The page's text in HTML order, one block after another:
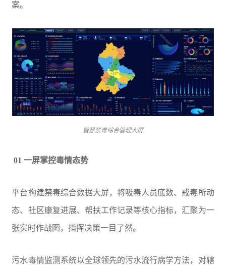
案。
智慧禁毒综合管理大屏
01 一屏掌控毒情态势
平台构建禁毒综合数据大屏，将吸毒人员底数、戒毒所动
态、社区康复进展、帮扶工作记录等核心指标，汇聚为一
张实时作战图，指挥决策一目了然。
污水毒情监测系统以全球领先的污水流行病学方法，对辖